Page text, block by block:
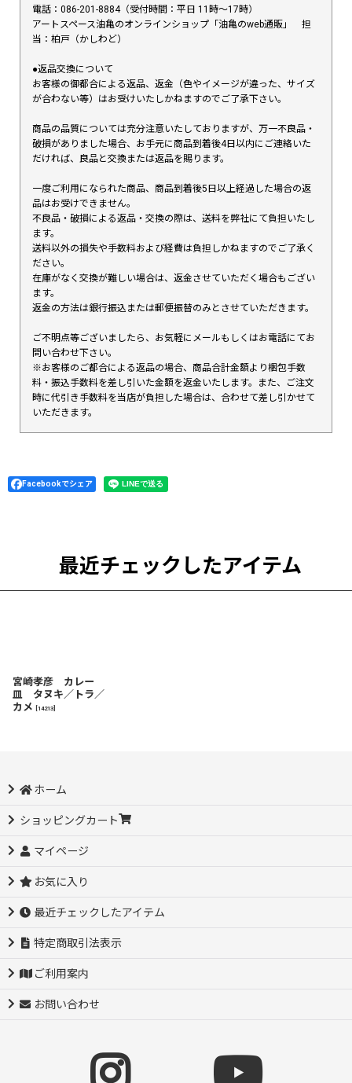
電話：086-201-8884（受付時間：平日 11時〜17時）
アートスペース油亀のオンラインショップ「油亀のweb通販」 担
当：柏戸（かしわど）
●返品交換について
お客様の御都合による返品、返金（色やイメージが違った、サイズ
が合わない等）はお受けいたしかねますのでご了承下さい。
商品の品質については充分注意いたしておりますが、万一不良品・
破損がありました場合、お手元に商品到着後4日以内にご連絡いた
だければ、良品と交換または返品を賜ります。
一度ご利用になられた商品、商品到着後5日以上経過した場合の返
品はお受けできません。
不良品・破損による返品・交換の際は、送料を弊社にて負担いたし
ます。
送料以外の損失や手数料および経費は負担しかねますのでご了承く
ださい。
在庫がなく交換が難しい場合は、返金させていただく場合もござい
ます。
返金の方法は銀行振込または郵便振替のみとさせていただきます。
ご不明点等ございましたら、お気軽にメールもしくはお電話にてお
問い合わせ下さい。
※お客様のご都合による返品の場合、商品合計金額より梱包手数
料・振込手数料を差し引いた金額を返金いたします。また、ご注文
時に代引き手数料を当店が負担した場合は、合わせて差し引かせて
いただきます。
Facebookでシェア
最近チェックしたアイテム
宮崎孝彦 カレー
皿 タヌキ／トラ／
カメ
14213
ホーム
ショッピングカート
マイページ
お気に入り
最近チェックしたアイテム
特定商取引法表示
ご利用案内
お問い合わせ